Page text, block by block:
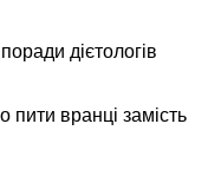
дієтологів
вранці замість